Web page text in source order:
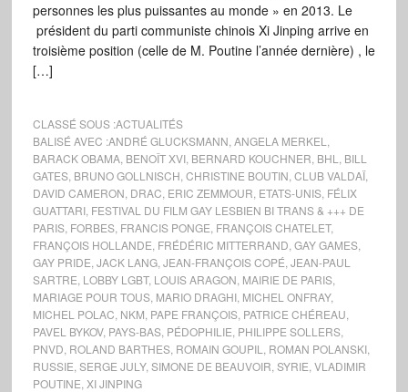
personnes les plus puissantes au monde » en 2013. Le
président du parti communiste chinois Xi Jinping arrive en
troisième position (celle de M. Poutine l’année dernière) , le
[…]
CLASSÉ SOUS :ACTUALITÉS
BALISÉ AVEC :ANDRÉ GLUCKSMANN ANGELA MERKEL
BARACK OBAMA, BENOÎT XVI, BERNARD KOUCHNER BHL
BILL
GATES, BRUNO GOLLNISCH CHRISTINE BOUTIN CLUB VALDAÏ,
DAVID CAMERON DRAC ERIC ZEMMOUR ETATS-UNIS, FÉLIX
GUATTARI, FESTIVAL DU FILM GAY LESBIEN BI TRANS & +++ DE
PARIS, FORBES, FRANCIS PONGE FRANÇOIS CHATELET,
FRANÇOIS HOLLANDE FRÉDÉRIC MITTERRAND GAY GAMES,
GAY PRIDE JACK LANG, JEAN-FRANÇOIS COPÉ JEAN-PAUL
SARTRE LOBBY LGBT, LOUIS ARAGON MAIRIE DE PARIS,
MARIAGE POUR TOUS, MARIO DRAGHI, MICHEL ONFRAY,
MICHEL POLAC NKM PAPE FRANÇOIS, PATRICE CHÉREAU
PAVEL BYKOV, PAYS-BAS, PÉDOPHILIE PHILIPPE SOLLERS,
PNVD ROLAND BARTHES, ROMAIN GOUPIL ROMAN POLANSKI,
RUSSIE SERGE JULY, SIMONE DE BEAUVOIR SYRIE VLADIMIR
POUTINE XI JINPING